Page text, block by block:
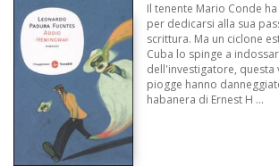
Il tenente Mario Conde
per dedicarsi alla sua
scrittura. Ma un ciclone
Cuba lo spinge a
dell'investigatore, questa
piogge hanno
habanera di Ernest H ...